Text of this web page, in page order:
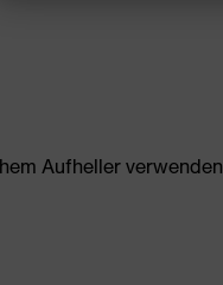
Aufheller verwenden